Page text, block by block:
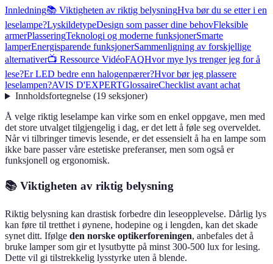
Innledning📚 Viktigheten av riktig belysningHva bør du se etter i en
leselampe?LyskildetypeDesign som passer dine behovFleksible
armerPlasseringTeknologi og moderne funksjonerSmarte
lamperEnergisparende funksjonerSammenligning av forskjellige
alternativer📺 Ressource VidéoFAQHvor mye lys trenger jeg for å
lese?Er LED bedre enn halogenpærer?Hvor bør jeg plassere
leselampen?AVIS D'EXPERTGlossaireChecklist avant achat
Innholdsfortegnelse(19 seksjoner)
Å velge riktig leselampe kan virke som en enkel oppgave, men med
det store utvalget tilgjengelig i dag, er det lett å føle seg overveldet.
Når vi tilbringer timevis lesende, er det essensielt å ha en lampe som
ikke bare passer våre estetiske preferanser, men som også er
funksjonell og ergonomisk.
📚 Viktigheten av riktig belysning
Riktig belysning kan drastisk forbedre din leseopplevelse. Dårlig lys
kan føre til tretthet i øynene, hodepine og i lengden, kan det skade
synet ditt. Ifølge den norske optikerforeningen, anbefales det å
bruke lamper som gir et lysutbytte på minst 300-500 lux for lesing.
Dette vil gi tilstrekkelig lysstyrke uten å blende.